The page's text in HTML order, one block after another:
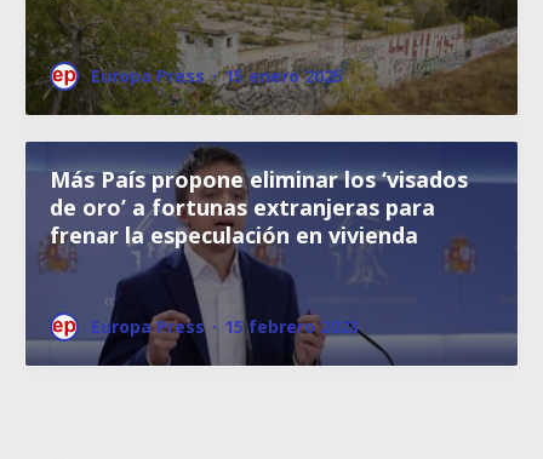
Europa Press · 15 enero 2025
Más País propone eliminar los ‘visados
de oro’ a fortunas extranjeras para
frenar la especulación en vivienda
Europa Press · 15 febrero 2023